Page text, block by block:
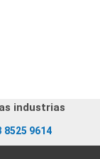
industrias
8525 9614